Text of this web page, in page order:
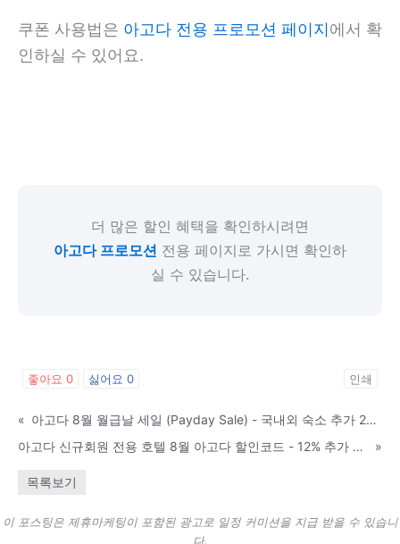
쿠폰 사용법은 아고다 전용 프로모션 페이지에서 확
인하실 수 있어요.
더 많은 할인 혜택을 확인하시려면
아고다 프로모션 전용 페이지로 가시면 확인하
실 수 있습니다.
좋아요 0 싫어요 0 인쇄
«
아고다 8월 월급날 세일 (Payday Sale) - 국내외 숙소 추가 20% 할인
아고다 신규회원 전용 호텔 8월 아고다 할인코드 - 12% 추가 할인 쿠폰
»
목록보기
이 포스팅은 제휴마케팅이 포함된 광고로 일정 커미션을 지급 받을 수 있습니
다.